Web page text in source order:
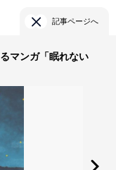
記事ページへ
マンガ「眠れない